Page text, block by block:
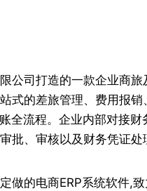
公司打造的一款企业商
式的差旅管理、费用报
全流程。企业内部对接财
批、审核以及财务凭证
做的电商ERP系统软件,